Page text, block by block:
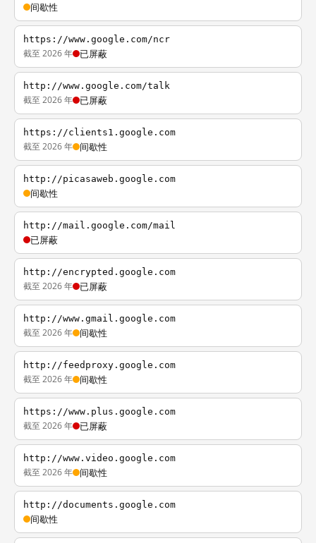
间歇性
https://www.google.com/ncr
截至 2026 年 已屏蔽
http://www.google.com/talk
截至 2026 年 已屏蔽
https://clients1.google.com
截至 2026 年 间歇性
http://picasaweb.google.com
间歇性
http://mail.google.com/mail
已屏蔽
http://encrypted.google.com
截至 2026 年 已屏蔽
http://www.gmail.google.com
截至 2026 年 间歇性
http://feedproxy.google.com
截至 2026 年 间歇性
https://www.plus.google.com
截至 2026 年 已屏蔽
http://www.video.google.com
截至 2026 年 间歇性
http://documents.google.com
间歇性